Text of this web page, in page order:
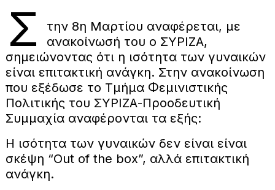
Σ
την 8η Μαρτίου αναφέρεται, με
ανακοίνωσή του ο ΣΥΡΙΖΑ,
σημειώνοντας ότι η ισότητα των γυναικών
είναι επιτακτική ανάγκη. Στην ανακοίνωση
που εξέδωσε το Τμήμα Φεμινιστικής
Πολιτικής του ΣΥΡΙΖΑ-Προοδευτική
Συμμαχία αναφέρονται τα εξής:
Η ισότητα των γυναικών δεν είναι είναι
σκέψη “Out of the box”, αλλά επιτακτική
ανάγκη.